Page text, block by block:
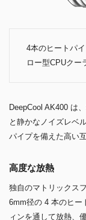
4本のヒートパ
ロー型CPUクー
DeepCool AK400 は
と静かなノイズレベ
パイプを備えた高い
高度な放熱
独自のマトリックス
6mm径の 4 本のヒー
ィンを通して放熱、